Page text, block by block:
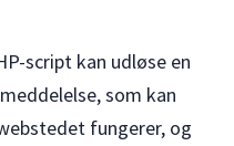
script kan udløse en
som kan
fungerer, og